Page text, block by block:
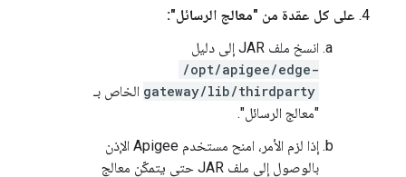
على كل عقدة من "معالج الرسائل":
انسخ ملف JAR إلى دليل
/opt/apigee/edge-
gateway/lib/thirdparty الخاص بـ
"معالج الرسائل".
إذا لزم الأمر، امنح مستخدم Apigee الإذن
بالوصول إلى ملف JAR حتى يتمكّن معالج